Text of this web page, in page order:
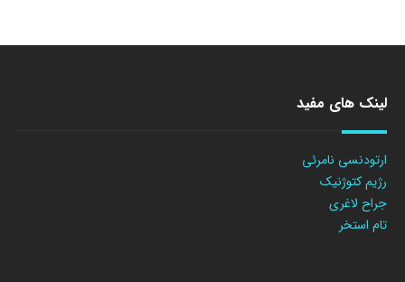
لینک های مفید
ارتودنسی نامرئی
رژیم کتوژنیک
جراح لاغری
تام استخر